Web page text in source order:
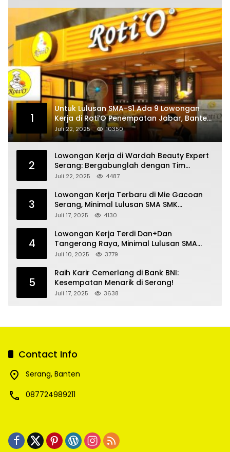
1
Untuk Lulusan SMA-S1 Ada 9 Lowongan
Kerja di Roti’O Penempatan Jabar, Banten
dan Jakarta
Juli 22, 2025 10350
2
Lowongan Kerja di Wardah Beauty Expert
Serang: Bergabunglah dengan Tim
Kecantikan
Juli 22, 2025 4487
3
Lowongan Kerja Terbaru di Mie Gacoan
Serang, Minimal Lulusan SMA SMK
Sederajat
Juli 17, 2025 4130
4
Lowongan Kerja Terdi Dan+Dan
Tangerang Raya, Minimal Lulusan SMA
SMK
Juli 10, 2025 3779
5
Raih Karir Cemerlang di Bank BNI:
Kesempatan Menarik di Serang!
Juli 17, 2025 3638
Contact Info
Serang, Banten
087724989211